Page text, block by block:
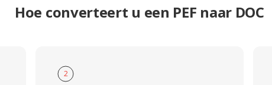
Hoe converteert u een PEF naar DOC
2